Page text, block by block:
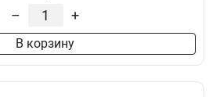
– +
В корзину